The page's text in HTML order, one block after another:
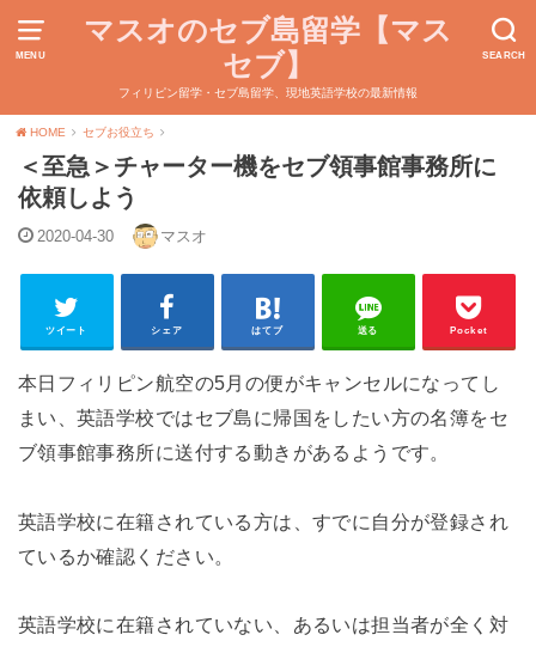
MENU SEARCH
マスオのセブ島留学【マス
セブ】
フィリピン留学・セブ島留学、現地英語学校の最新情報
HOME セブお役立ち
＜至急＞チャーター機をセブ領事館事務所に
依頼しよう
2020-04-30 マスオ
ツイート シェア はてブ 送る Pocket
本日フィリピン航空の5月の便がキャンセルになってし
まい、英語学校ではセブ島に帰国をしたい方の名簿をセ
ブ領事館事務所に送付する動きがあるようです。
英語学校に在籍されている方は、すでに自分が登録され
ているか確認ください。
英語学校に在籍されていない、あるいは担当者が全く対